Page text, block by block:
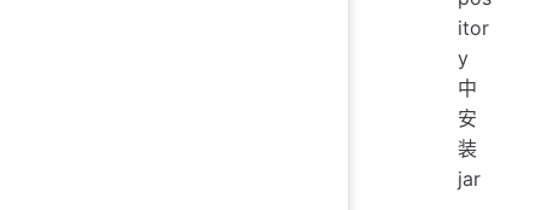
itor
y
中
安
装
jar